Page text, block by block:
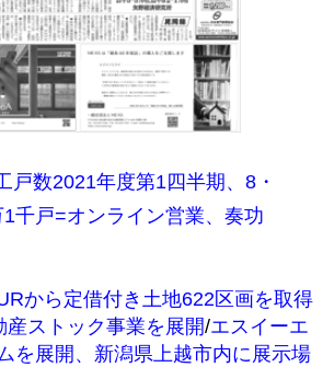
戸数2021年度第1四半期、8・
千戸=オンライン営業、奏功
から定借付き土地622区画を取得
ストック事業を展開/エスイーエ
を展開、新潟県上越市内に展示場